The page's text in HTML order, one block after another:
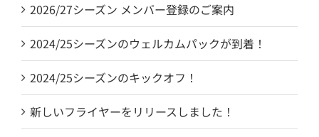
2026/27シーズン メンバー登録のご案内
2024/25シーズンのウェルカムパックが到着！
2024/25シーズンのキックオフ！
新しいフライヤーをリリースしました！